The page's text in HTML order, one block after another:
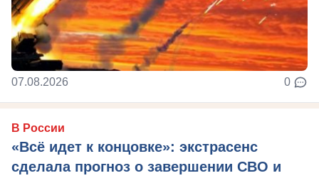
07.08.2026 0
В России
«Всё идет к концовке»: экстрасенс
сделала прогноз о завершении СВО и